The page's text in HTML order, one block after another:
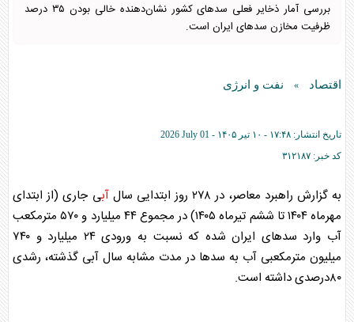
بررسی آمار ذخایر فعلی سد‌های کشور نشان‌دهنده خالی بودن ۳۵ درصد
ظرفیت مخازن سد‌های ایران است.
اقتصاد » نفت و انرژی
تاریخ انتشار: ۱۷:۴۸ - ۱۰ تير ۱۴۰۵ -
2026 July 01
کد خبر: ۳۱۲۱۸۷
به گزارش راهبرد معاصر، در ۲۷۸ روز ابتدایی سال آبی جاری (از ابتدای
مهرماه ۱۴۰۴ تا ششم تیرماه ۱۴۰۵) در مجموع ۴۴ میلیارد و ۵۷۰ مترمکعب
آب
وارد سد‌های ایران شده که نسبت به ورودی ۲۴ میلیارد و ۷۴۰
میلیون مترمکعبی آب به سد‌ها در مدت مشابه سال آبی گذشته، رشدی
۸۰درصدی داشته است.